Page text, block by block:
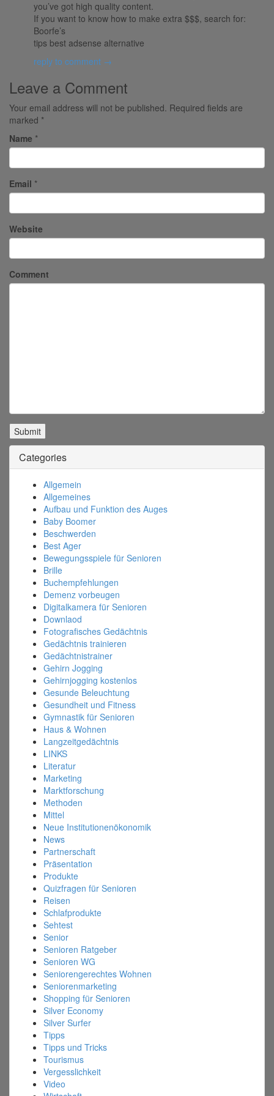
you’ve got high quality content.
If you want to know how to make extra $$$, search for:
Boorfe’s
tips best adsense alternative
reply to comment →
Leave a Comment
Your email address will not be published. Required fields are
marked *
Name *
Email *
Website
Comment
Categories
Allgemein
Allgemeines
Aufbau und Funktion des Auges
Baby Boomer
Beschwerden
Best Ager
Bewegungsspiele für Senioren
Brille
Buchempfehlungen
Demenz vorbeugen
Digitalkamera für Senioren
Downlaod
Fotografisches Gedächtnis
Gedächtnis trainieren
Gedächtnistrainer
Gehirn Jogging
Gehirnjogging kostenlos
Gesunde Beleuchtung
Gesundheit und Fitness
Gymnastik für Senioren
Haus & Wohnen
Langzeitgedächtnis
LINKS
Literatur
Marketing
Marktforschung
Methoden
Mittel
Neue Institutionenökonomik
News
Partnerschaft
Präsentation
Produkte
Quizfragen für Senioren
Reisen
Schlafprodukte
Sehtest
Senior
Senioren Ratgeber
Senioren WG
Seniorengerechtes Wohnen
Seniorenmarketing
Shopping für Senioren
Silver Economy
Silver Surfer
Tipps
Tipps und Tricks
Tourismus
Vergesslichkeit
Video